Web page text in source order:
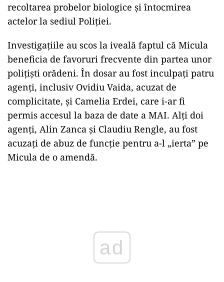
recoltarea probelor biologice și întocmirea
actelor la sediul Poliției.
Investigațiile au scos la iveală faptul că Micula
beneficia de favoruri frecvente din partea unor
polițiști orădeni. În dosar au fost inculpați patru
agenți, inclusiv Ovidiu Vaida, acuzat de
complicitate, și Camelia Erdei, care i-ar fi
permis accesul la baza de date a MAI. Alți doi
agenți, Alin Zanca și Claudiu Rengle, au fost
acuzați de abuz de funcție pentru a-l „ierta” pe
Micula de o amendă.
ad